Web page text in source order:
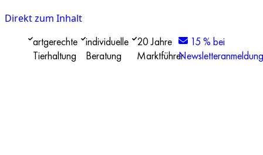
Direkt zum Inhalt
artgerechte
Tierhaltung
individuelle
Beratung
20 Jahre
Marktführer
15 % bei
Newsletteranmeldung